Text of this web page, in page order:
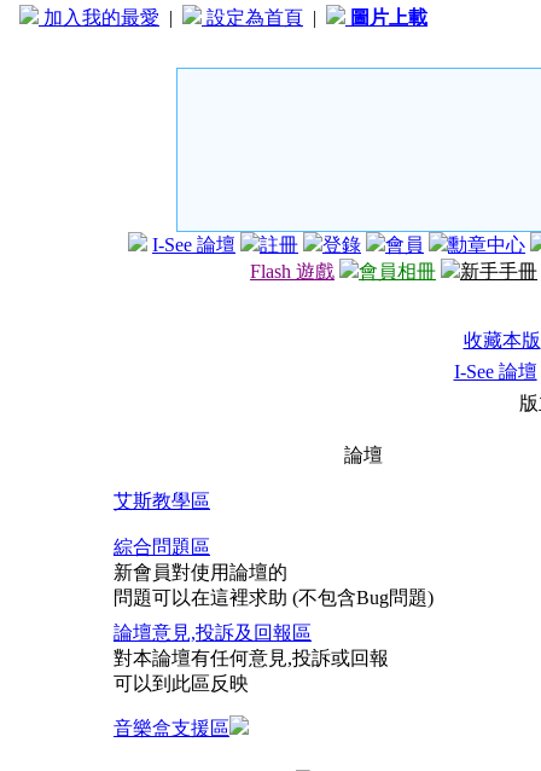
加入我的最愛 | 設定為首頁 | 圖片上載
I-See 論壇 註冊 登錄 會員
勳章中心
Flash 遊戲
會員相冊 新手手冊
收藏本版
I-See 論壇
論壇
艾斯教學區
綜合問題區
新會員對使用論壇的
問題可以在這裡求助 (不包含Bug問題)
論壇意見,投訴及回報區
對本論壇有任何意見,投訴或回報
可以到此區反映
音樂盒支援區